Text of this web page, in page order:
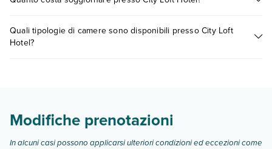
prenotando un appuntamento.
(per es. date, condizioni dell'hotel, ecc). Per consultare i
prezzi, compila il motore di ricerca e scegli quando partire.
Quali tipologie di camere sono disponibili presso City Loft
Hotel?
Modifiche prenotazioni
In alcuni casi possono applicarsi ulteriori condizioni ed eccezioni come